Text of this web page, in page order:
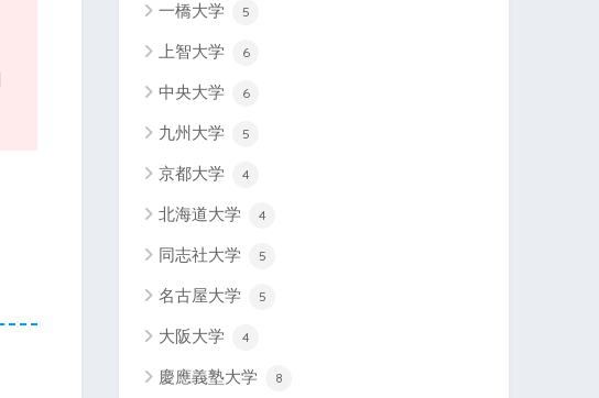
一橋大学 5
上智大学 6
中央大学 6
九州大学 5
京都大学 4
北海道大学 4
同志社大学 5
名古屋大学 5
大阪大学 4
慶應義塾大学 8